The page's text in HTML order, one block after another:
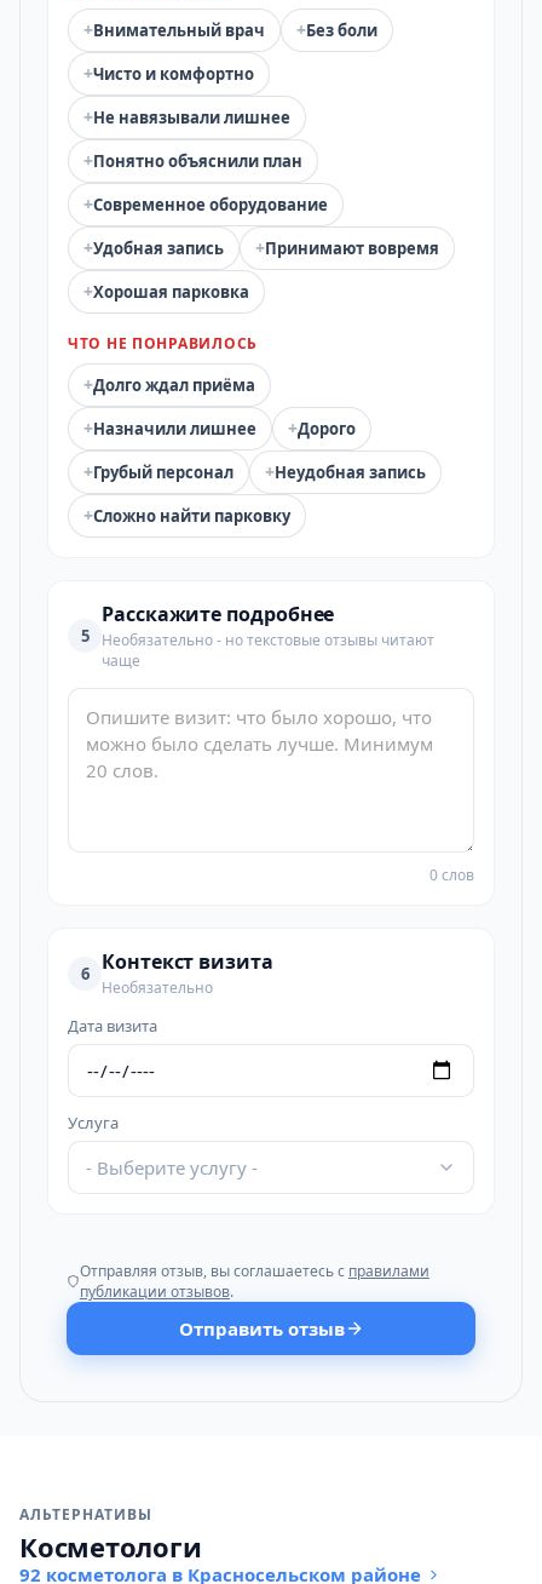
+Внимательный врач +Без боли
+Чисто и комфортно
+Не навязывали лишнее
+Понятно объяснили план
+Современное оборудование
+Удобная запись +Принимают вовремя
+Хорошая парковка
ЧТО НЕ ПОНРАВИЛОСЬ
+Долго ждал приёма
+Назначили лишнее +Дорого
+Грубый персонал +Неудобная запись
+Сложно найти парковку
5
Расскажите подробнее
Необязательно - но текстовые отзывы читают
чаще
0 слов
6 Контекст визита
Необязательно
Дата визита
Услуга
- Выберите услугу -
Отправляя отзыв, вы соглашаетесь с правилами
публикации отзывов.
Отправить отзыв
АЛЬТЕРНАТИВЫ
Косметологи
92 косметолога в Красносельском районе